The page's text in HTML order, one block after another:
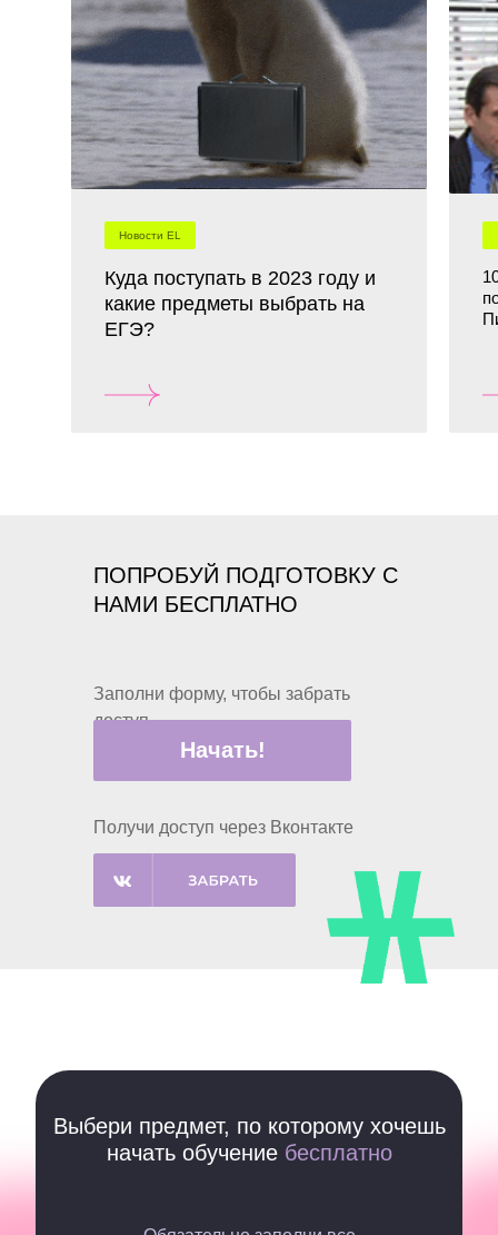
Новости EL
Куда поступать в 2023 году и
какие предметы выбрать на
ЕГЭ?
ПОПРОБУЙ ПОДГОТОВКУ С
НАМИ БЕСПЛАТНО
Получи доступ через Вконтакте
Заполни форму, чтобы забрать
доступ
Начать!
Выбери предмет, по которому хочешь
начать обучение бесплатно